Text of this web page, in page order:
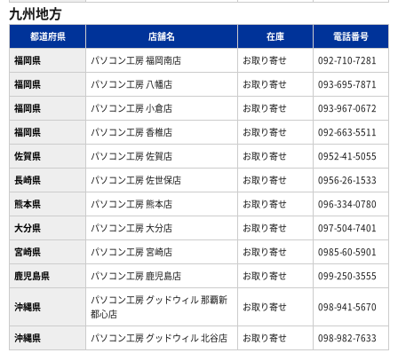
九州地方
都道府県 店舗名 在庫
電話番号
福岡県
パソコン工房 福岡南店 お取り寄せ
092-710-7281
福岡県
パソコン工房 八幡店 お取り寄せ
093-695-7871
福岡県
パソコン工房 小倉店 お取り寄せ
093-967-0672
福岡県
パソコン工房 香椎店 お取り寄せ
092-663-5511
佐賀県
パソコン工房 佐賀店 お取り寄せ
0952-41-5055
長崎県
パソコン工房 佐世保店 お取り寄せ
0956-26-1533
熊本県
パソコン工房 熊本店 お取り寄せ
096-334-0780
大分県
パソコン工房 大分店 お取り寄せ
097-504-7401
宮崎県
パソコン工房 宮崎店 お取り寄せ
0985-60-5901
鹿児島県
パソコン工房 鹿児島店 お取り寄せ 099-250-3555
沖縄県
パソコン工房 グッドウィル 那覇新
都心店
お取り寄せ 098-941-5670
沖縄県 パソコン工房 グッドウィル 北谷店 お取り寄せ 098-982-7633